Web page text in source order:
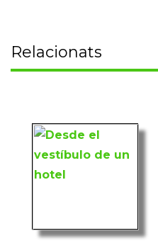
Relacionats